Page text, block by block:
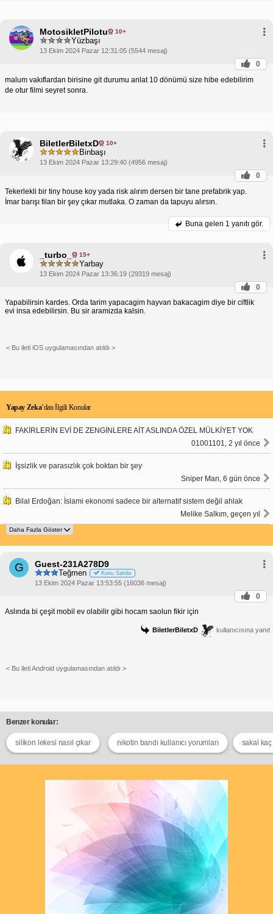
MotosikletPilotu 10+
Yüzbaşı
13 Ekim 2024 Pazar 12:31:05 (5544 mesaj)
0
malum vakıflardan birisine git durumu anlat 10 dönümü size hibe edebilirim
de otur filmi seyret sonra.
BiletlerBiletxD 10+
Binbaşı
13 Ekim 2024 Pazar 13:29:40 (4956 mesaj)
0
Tekerlekli bir tiny house koy yada risk alırım dersen bir tane prefabrik yap.
İmar barışı filan bir şey çıkar mutlaka. O zaman da tapuyu alırsın.
Buna gelen 1 yanıtı gör.
_turbo_ 15+
Yarbay
13 Ekim 2024 Pazar 13:36:19 (29319 mesaj)
0
Yapabilirsin kardes. Orda tarim yapacagim hayvan bakacagim diye bir ciftlik
evi insa edebilirsin. Bu sir aramizda kalsin.
< Bu ileti iOS uygulamasından atıldı >
Yapay Zeka’dan İlgili Konular
FAKİRLERİN EVİ DE ZENGİNLERE AİT ASLINDA ÖZEL MÜLKİYET YOK
01001101, 2 yıl önce
İşsizlik ve parasızlık çok boktan bir şey
Sniper Man, 6 gün önce
Bilal Erdoğan: İslami ekonomi sadece bir alternatif sistem değil ahlak
Melike Salkım, geçen yıl
G Guest-231A278D9
Teğmen Konu Sahibi
13 Ekim 2024 Pazar 13:53:55 (16036 mesaj)
0
Aslında bi çeşit mobil ev olabilir gibi hocam saolun fikir için
BiletlerBiletxD kullanıcısına yanıt
< Bu ileti Android uygulamasından atıldı >
Benzer konular:
silikon lekesi nasıl çıkar nikotin bandı kullanıcı yorumları sakal kaç